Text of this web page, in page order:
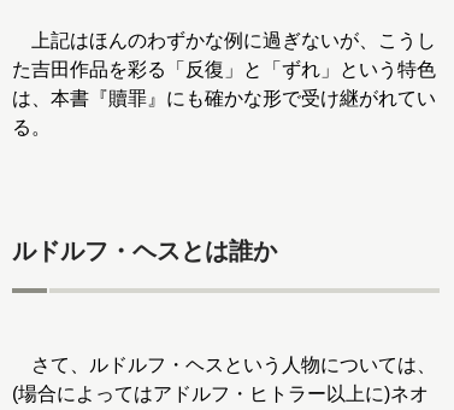
上記はほんのわずかな例に過ぎないが、こうし
た吉田作品を彩る「反復」と「ずれ」という特色
は、本書『贖罪』にも確かな形で受け継がれてい
る。
ルドルフ・ヘスとは誰か
さて、ルドルフ・ヘスという人物については、
(場合によってはアドルフ・ヒトラー以上に)ネオ